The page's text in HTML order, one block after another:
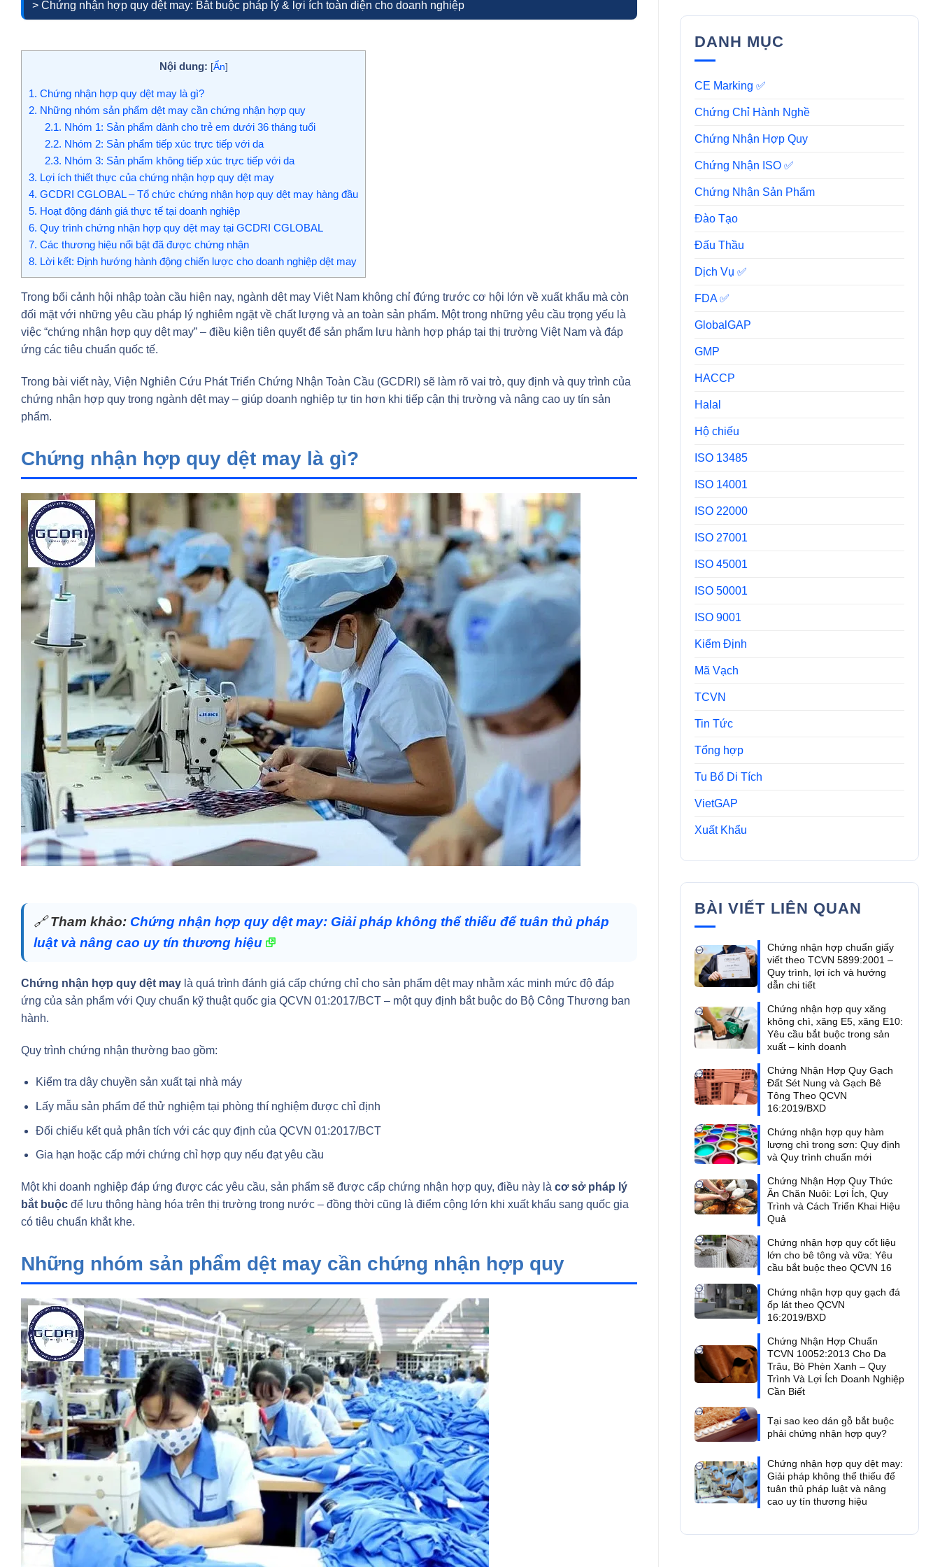
> Chứng nhận hợp quy dệt may: Bắt buộc pháp lý & lợi ích toàn diện cho doanh nghiệp
Nội dung: [Ẩn]
1. Chứng nhận hợp quy dệt may là gì?
2. Những nhóm sản phẩm dệt may cần chứng nhận hợp quy
2.1. Nhóm 1: Sản phẩm dành cho trẻ em dưới 36 tháng tuổi
2.2. Nhóm 2: Sản phẩm tiếp xúc trực tiếp với da
2.3. Nhóm 3: Sản phẩm không tiếp xúc trực tiếp với da
3. Lợi ích thiết thực của chứng nhận hợp quy dệt may
4. GCDRI CGLOBAL – Tổ chức chứng nhận hợp quy dệt may hàng đầu
5. Hoạt động đánh giá thực tế tại doanh nghiệp
6. Quy trình chứng nhận hợp quy dệt may tại GCDRI CGLOBAL
7. Các thương hiệu nổi bật đã được chứng nhận
8. Lời kết: Định hướng hành động chiến lược cho doanh nghiệp dệt may
Trong bối cảnh hội nhập toàn cầu hiện nay, ngành dệt may Việt Nam không chỉ đứng trước cơ hội lớn về xuất khẩu mà còn
đối mặt với những yêu cầu pháp lý nghiêm ngặt về chất lượng và an toàn sản phẩm. Một trong những yêu cầu trọng yếu là
việc “chứng nhận hợp quy dệt may” – điều kiện tiên quyết để sản phẩm lưu hành hợp pháp tại thị trường Việt Nam và đáp
ứng các tiêu chuẩn quốc tế.
Trong bài viết này, Viện Nghiên Cứu Phát Triển Chứng Nhận Toàn Cầu (GCDRI) sẽ làm rõ vai trò, quy định và quy trình của
chứng nhận hợp quy trong ngành dệt may – giúp doanh nghiệp tự tin hơn khi tiếp cận thị trường và nâng cao uy tín sản
phẩm.
Chứng nhận hợp quy dệt may là gì?
🔗Tham khảo: Chứng nhận hợp quy dệt may: Giải pháp không thể thiếu để tuân thủ pháp
luật và nâng cao uy tín thương hiệu
Chứng nhận hợp quy dệt may là quá trình đánh giá cấp chứng chỉ cho sản phẩm dệt may nhằm xác minh mức độ đáp
ứng của sản phẩm với Quy chuẩn kỹ thuật quốc gia QCVN 01:2017/BCT – một quy định bắt buộc do Bộ Công Thương ban
hành.
Quy trình chứng nhận thường bao gồm:
Kiểm tra dây chuyền sản xuất tại nhà máy
Lấy mẫu sản phẩm để thử nghiệm tại phòng thí nghiệm được chỉ định
Đối chiếu kết quả phân tích với các quy định của QCVN 01:2017/BCT
Gia hạn hoặc cấp mới chứng chỉ hợp quy nếu đạt yêu cầu
Một khi doanh nghiệp đáp ứng được các yêu cầu, sản phẩm sẽ được cấp chứng nhận hợp quy, điều này là cơ sở pháp lý
bắt buộc để lưu thông hàng hóa trên thị trường trong nước – đồng thời cũng là điểm cộng lớn khi xuất khẩu sang quốc gia
có tiêu chuẩn khắt khe.
Những nhóm sản phẩm dệt may cần chứng nhận hợp quy
DANH MỤC
CE Marking ✅
Chứng Chỉ Hành Nghề
Chứng Nhận Hợp Quy
Chứng Nhận ISO ✅
Chứng Nhận Sản Phẩm
Đào Tạo
Đấu Thầu
Dịch Vụ ✅
FDA ✅
GlobalGAP
GMP
HACCP
Halal
Hộ chiếu
ISO 13485
ISO 14001
ISO 22000
ISO 27001
ISO 45001
ISO 50001
ISO 9001
Kiểm Định
Mã Vạch
TCVN
Tin Tức
Tổng hợp
Tu Bổ Di Tích
VietGAP
Xuất Khẩu
BÀI VIẾT LIÊN QUAN
Chứng nhận hợp chuẩn giấy
viết theo TCVN 5899:2001 –
Quy trình, lợi ích và hướng
dẫn chi tiết
Chứng nhận hợp quy xăng
không chì, xăng E5, xăng E10:
Yêu cầu bắt buộc trong sản
xuất – kinh doanh
Chứng Nhận Hợp Quy Gạch
Đất Sét Nung và Gạch Bê
Tông Theo QCVN
16:2019/BXD
Chứng nhận hợp quy hàm
lượng chì trong sơn: Quy định
và Quy trình chuẩn mới
Chứng Nhận Hợp Quy Thức
Ăn Chăn Nuôi: Lợi Ích, Quy
Trình và Cách Triển Khai Hiệu
Quả
Chứng nhận hợp quy cốt liệu
lớn cho bê tông và vữa: Yêu
cầu bắt buộc theo QCVN 16
Chứng nhận hợp quy gạch đá
ốp lát theo QCVN
16:2019/BXD
Chứng Nhận Hợp Chuẩn
TCVN 10052:2013 Cho Da
Trâu, Bò Phèn Xanh – Quy
Trình Và Lợi Ích Doanh Nghiệp
Cần Biết
Tại sao keo dán gỗ bắt buộc
phải chứng nhận hợp quy?
Chứng nhận hợp quy dệt may:
Giải pháp không thể thiếu để
tuân thủ pháp luật và nâng
cao uy tín thương hiệu